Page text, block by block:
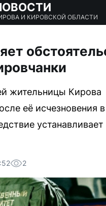
И КИРОВСКОЙ ОБЛАСТИ
жительницы Кирова
её исчезновения
2